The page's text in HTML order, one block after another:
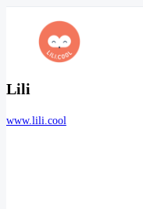
Lili
www.lili.cool